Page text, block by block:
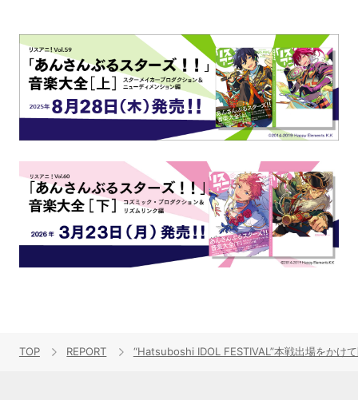
TOP REPORT “Hatsuboshi IDOL FESTIVAL”本戦出場をかけ